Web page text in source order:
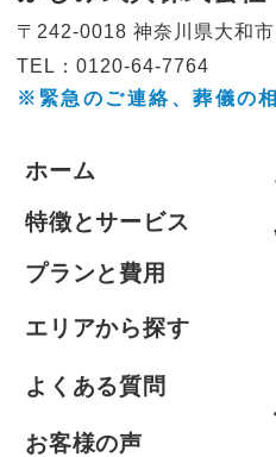
〒242-0018 神奈川県大和市
TEL：0120-64-7764
※緊急のご連絡、葬儀の相
ホーム
特徴とサービス
プランと費用
エリアから探す
よくある質問
お客様の声